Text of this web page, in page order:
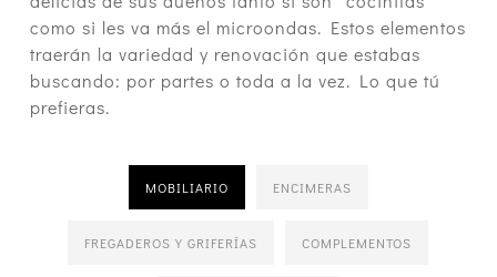
como si les va más el microondas. Estos elementos
traerán la variedad y renovación que estabas
buscando: por partes o toda a la vez. Lo que tú
prefieras.
MOBILIARIO ENCIMERAS
FREGADEROS Y GRIFERÍAS COMPLEMENTOS